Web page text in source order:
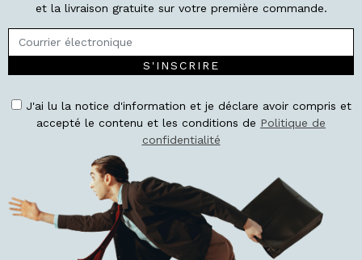
et la livraison gratuite sur votre première commande.
S'INSCRIRE
J'ai lu la notice d'information et je déclare avoir compris et
accepté le contenu et les conditions de Politique de
confidentialité